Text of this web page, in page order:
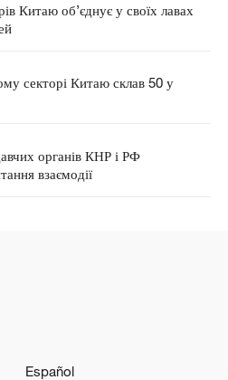
Китаю об’єднує у своїх лавах
секторі Китаю склав 50 у
органів КНР і РФ
взаємодії
Español